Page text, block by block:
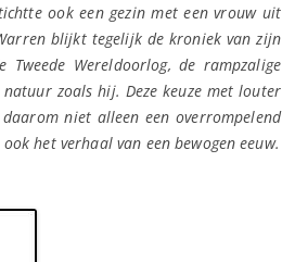
ook een gezin met een vrouw uit
blijkt tegelijk de kroniek van zijn
Tweede Wereldoorlog, de rampzalige
zoals hij. Deze keuze met louter
niet alleen een overrompelend
het verhaal van een bewogen eeuw.